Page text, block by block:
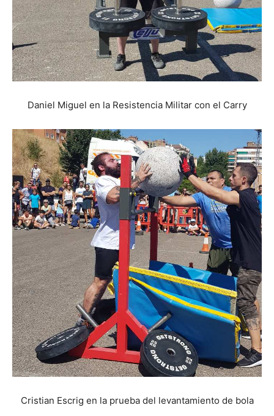
Daniel Miguel en la Resistencia Militar con el Carry
Cristian Escrig en la prueba del levantamiento de bola